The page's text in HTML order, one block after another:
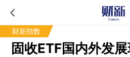
财新指数
固收ETF国内外发